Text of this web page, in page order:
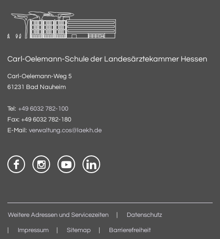
Carl-Oelemann-Schule der Landesärztekammer Hessen
Carl-Oelemann-Weg 5
61231 Bad Nauheim
Tel: +49 6032 782-100
Fax: +49 6032 782-180
E-Mail: verwaltung.cos@laekh.de
Weitere Adressen und Servicezeiten Datenschutz
Impressum Sitemap Barrierefreiheit